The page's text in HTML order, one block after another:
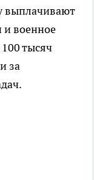
выплачивают
и военное
тысяч
за